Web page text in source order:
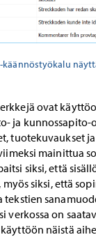
käännöstyökalu
ovat
ja kunnossapito-
tuotekuvaukset
mainittua
siksi, että
siksi, että
verkossa on
näistä